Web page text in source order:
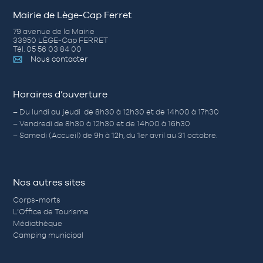
Mairie de Lège-Cap Ferret
79 avenue de la Mairie
33950 LÈGE-Cap FERRET
Tél. 05 56 03 84 00
Nous contacter
Horaires d’ouverture
– Du lundi au jeudi de 8h30 à 12h30 et de 14h00 à 17h30
– Vendredi de 8h30 à 12h30 et de 14h00 à 16h30
– Samedi (Accueil) de 9h à 12h, du 1er avril au 31 octobre.
Nos autres sites
Corps-morts
L’Office de Tourisme
Médiathèque
Camping municipal